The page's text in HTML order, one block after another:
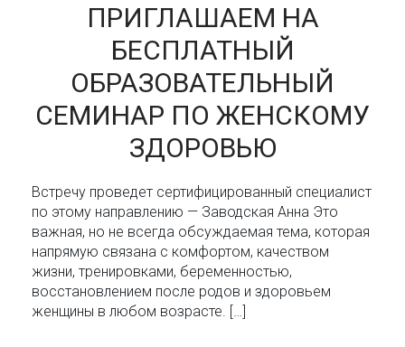
ПРИГЛАШАЕМ НА
БЕСПЛАТНЫЙ
ОБРАЗОВАТЕЛЬНЫЙ
СЕМИНАР ПО ЖЕНСКОМУ
ЗДОРОВЬЮ
Встречу проведет сертифицированный специалист
по этому направлению — Заводская Анна Это
важная, но не всегда обсуждаемая тема, которая
напрямую связана с комфортом, качеством
жизни, тренировками, беременностью,
восстановлением после родов и здоровьем
женщины в любом возрасте. […]